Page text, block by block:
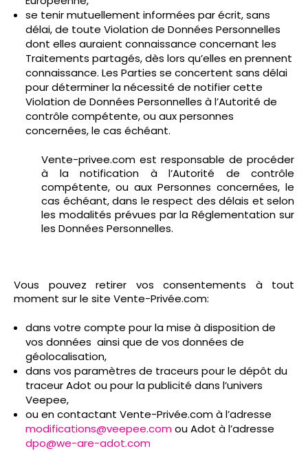
se tenir mutuellement informées par écrit, sans
délai, de toute Violation de Données Personnelles
dont elles auraient connaissance concernant les
Traitements partagés, dès lors qu’elles en prennent
connaissance. Les Parties se concertent sans délai
pour déterminer la nécessité de notifier cette
Violation de Données Personnelles à l’Autorité de
contrôle compétente, ou aux personnes
concernées, le cas échéant.
Vente-privee.com est responsable de procéder
à la notification à l’Autorité de contrôle
compétente, ou aux Personnes concernées, le
cas échéant, dans le respect des délais et selon
les modalités prévues par la Réglementation sur
les Données Personnelles.
Vous pouvez retirer vos consentements à tout
moment sur le site Vente-Privée.com:
dans votre compte pour la mise à disposition de
vos données ainsi que de vos données de
géolocalisation,
dans vos paramètres de traceurs pour le dépôt du
traceur Adot ou pour la publicité dans l’univers
Veepee,
ou en contactant Vente-Privée.com à l’adresse
modifications@veepee.comou Adot à l’adresse
dpo@we-are-adot.com